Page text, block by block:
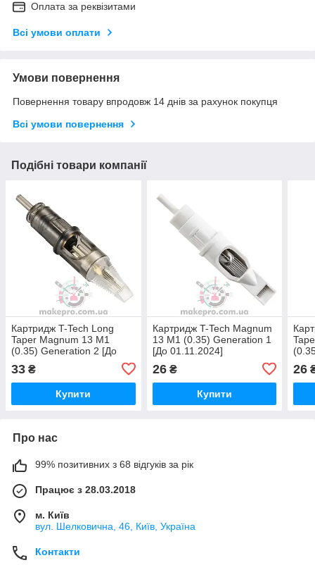
Оплата за реквізитами
Всі умови оплати
Умови повернення
Повернення товару впродовж 14 днів за рахунок покупця
Всі умови повернення
Подібні товари компанії
Картридж T-Tech Long
Taper Magnum 13 M1
(0.35) Generation 2 [До
33 ₴
Купити
Картридж T-Tech Magnum
13 M1 (0.35) Generation 1
[До 01.11.2024]
26₴
Купити
26
Про нас
99% позитивних з 68 відгуків за рік
Працює з 28.03.2018
м. Київ
вул. Шелковична, 46, Київ, Україна
Контакти